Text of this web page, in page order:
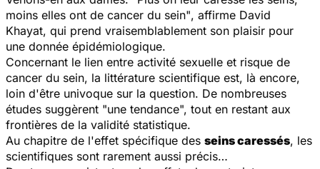
moins elles ont de cancer du sein", affirme David
Khayat, qui prend vraisemblablement son plaisir pour
une donnée épidémiologique.
Concernant le lien entre activité sexuelle et risque de
cancer du sein, la littérature scientifique est, là encore,
loin d'être univoque sur la question. De nombreuses
études suggèrent "une tendance", tout en restant aux
frontières de la validité statistique.
Au chapitre de l'effet spécifique des seins caressés, les
scientifiques sont rarement aussi précis…